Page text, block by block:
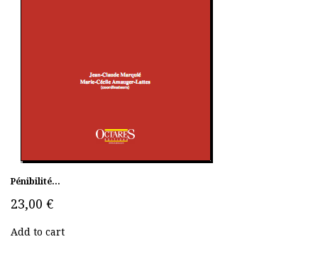
Pénibilité...
23,00 €
Add to cart